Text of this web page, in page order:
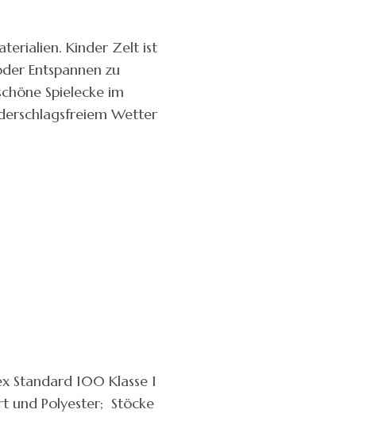
Kinder Zelt ist
Entspannen zu
Spielecke im
Wetter
Standard 100 Klasse 1
und Polyester; Stöcke